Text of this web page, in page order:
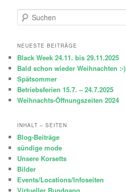
u
h
n
NEUESTE BEITRÄGE
Black Week 24.11. bis 29.11.2025
Bald schon wieder Weihnachten :-)
Spätsommer
Betriebsferien 15.7. – 24.7.2025
Weihnachts-Öffnungszeiten 2024
INHALT – SEITEN
Blog-Beiträge
sündige mode
Unsere Korsetts
Bilder
Events/Locations/Infoseiten